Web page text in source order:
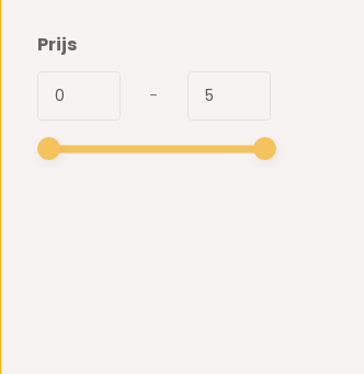
Prijs
-